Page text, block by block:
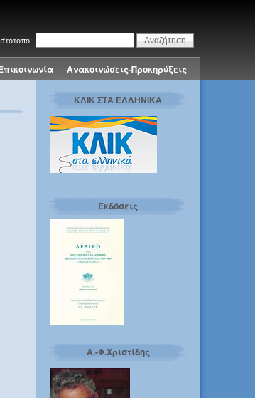
Ανακοινώσεις-Προκηρύξεις
ΚΛΙΚ ΣΤΑ ΕΛΛΗΝΙΚΑ
Εκδόσεις
Α.-Φ.Χριστίδης